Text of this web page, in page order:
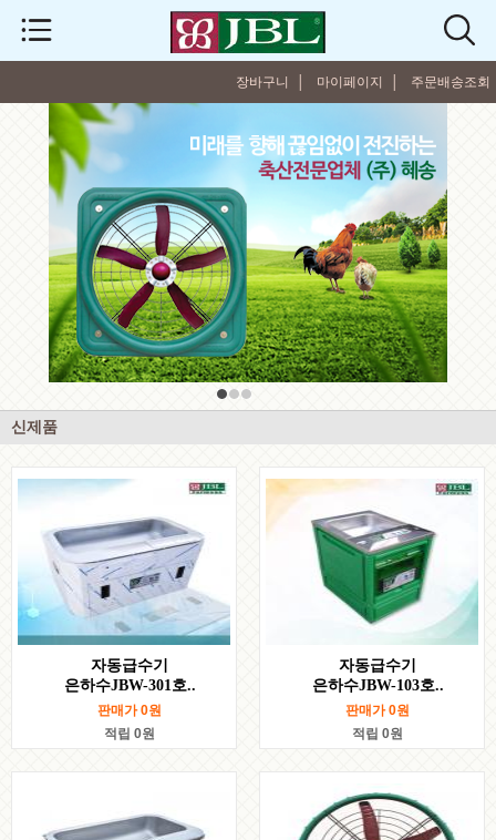
주문배송조회
마이페이지 │
장바구니 │
신제품
자동급수기
은하수JBW-301호..
판매가0원
적립 0원
자동급수기
은하수JBW-103호..
판매가0원
적립 0원